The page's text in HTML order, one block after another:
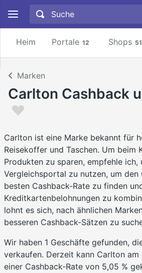
Heim Portale 12 Shops
Marken
Carlton Cashback
Carlton ist eine Marke bekannt für
Reisekoffer und Taschen. Um beim
Produkten zu sparen, empfehle ich,
Vergleichsportal zu nutzen, um
besten Cashback-Rate zu finden
Kreditkartenbelohnungen zu
lohnt es sich, nach ähnlichen
besseren Cashback-Sätzen zu
Wir haben 1 Geschäfte gefunden,
verkaufen. Derzeit kann Carlton
einer Cashback-Rate von 5,05 %